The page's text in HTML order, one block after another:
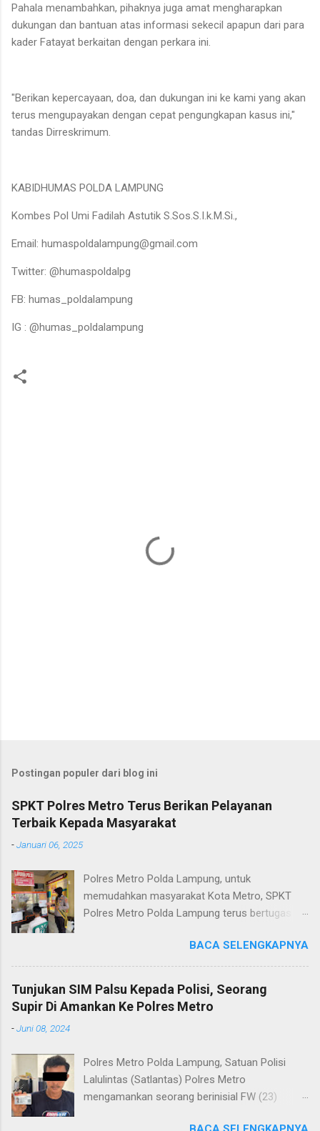
Pahala menambahkan, pihaknya juga amat mengharapkan
dukungan dan bantuan atas informasi sekecil apapun dari para
kader Fatayat berkaitan dengan perkara ini.
"Berikan kepercayaan, doa, dan dukungan ini ke kami yang akan
terus mengupayakan dengan cepat pengungkapan kasus ini,"
tandas Dirreskrimum.
KABIDHUMAS POLDA LAMPUNG
Kombes Pol Umi Fadilah Astutik S.Sos.S.I.k.M.Si.,
Email: humaspoldalampung@gmail.com
Twitter: @humaspoldalpg
FB: humas_poldalampung
IG : @humas_poldalampung
Postingan populer dari blog ini
SPKT Polres Metro Terus Berikan Pelayanan
Terbaik Kepada Masyarakat
-Januari 06, 2025
Polres Metro Polda Lampung, untuk
memudahkan masyarakat Kota Metro, SPKT
Polres Metro Polda Lampung terus bertugas
terkait layanan pengaduan, pelayanan SKCK dan
pelayanan Identifikasi sidik jari secara terpadu
kepada masyarakat. Senin (06/01/2025) Dalam
mewujudkan pelayanan prima kepolisian, SPKT
Heri Sulistyo Nugroho S.IK, M.IK mengatakan
“SPKT Polres Metro akan terus berusaha
memberikan pelayanan yang terbaik kepada
BACA SELENGKAPNYA
Tunjukan SIM Palsu Kepada Polisi, Seorang
Supir Di Amankan Ke Polres Metro
-Juni 08, 2024
Polres Metro Polda Lampung, Satuan Polisi
Lalulintas (Satlantas) Polres Metro
mengamankan seorang berinisial FW (23)